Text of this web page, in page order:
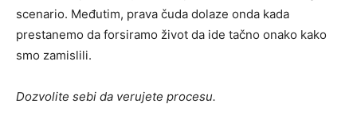
scenario. Međutim, prava čuda dolaze onda kada
prestanemo da forsiramo život da ide tačno onako kako
smo zamislili.
Dozvolite sebi da verujete procesu.